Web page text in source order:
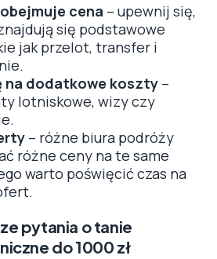
cena – upewnij się,
się podstawowe
jak przelot, transfer i
na dodatkowe koszty –
lotniskowe, wizy czy
– różne biura podróży
różne ceny na te same
warto poświęcić czas na
pytania o tanie
do 1000 zł